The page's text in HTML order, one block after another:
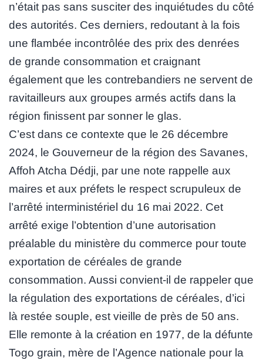
n’était pas sans susciter des inquiétudes du côté
des autorités. Ces derniers, redoutant à la fois
une flambée incontrôlée des prix des denrées
de grande consommation et craignant
également que les contrebandiers ne servent de
ravitailleurs aux groupes armés actifs dans la
région finissent par sonner le glas.
C’est dans ce contexte que le 26 décembre
2024, le Gouverneur de la région des Savanes,
Affoh Atcha Dédji, par une note rappelle aux
maires et aux préfets le respect scrupuleux de
l’arrêté interministériel du 16 mai 2022. Cet
arrêté exige l’obtention d’une autorisation
préalable du ministère du commerce pour toute
exportation de céréales de grande
consommation. Aussi convient-il de rappeler que
la régulation des exportations de céréales, d’ici
là restée souple, est vieille de près de 50 ans.
Elle remonte à la création en 1977, de la défunte
Togo grain, mère de l’Agence nationale pour la